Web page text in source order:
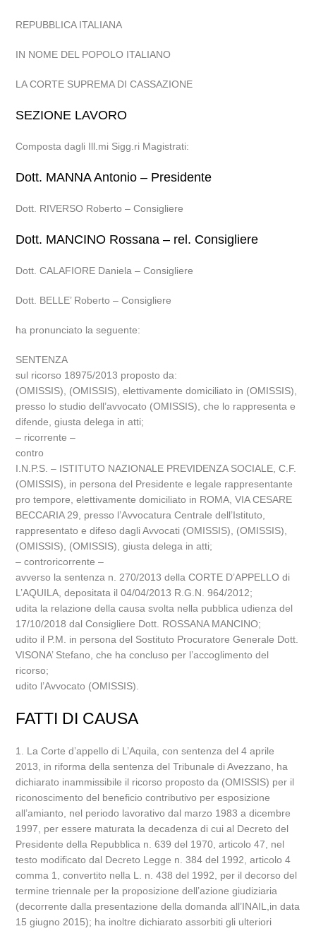
REPUBBLICA ITALIANA
IN NOME DEL POPOLO ITALIANO
LA CORTE SUPREMA DI CASSAZIONE
SEZIONE LAVORO
Composta dagli Ill.mi Sigg.ri Magistrati:
Dott. MANNA Antonio – Presidente
Dott. RIVERSO Roberto – Consigliere
Dott. MANCINO Rossana – rel. Consigliere
Dott. CALAFIORE Daniela – Consigliere
Dott. BELLE’ Roberto – Consigliere
ha pronunciato la seguente:
SENTENZA
sul ricorso 18975/2013 proposto da:
(OMISSIS), (OMISSIS), elettivamente domiciliato in (OMISSIS),
presso lo studio dell’avvocato (OMISSIS), che lo rappresenta e
difende, giusta delega in atti;
– ricorrente –
contro
I.N.P.S. – ISTITUTO NAZIONALE PREVIDENZA SOCIALE, C.F.
(OMISSIS), in persona del Presidente e legale rappresentante
pro tempore, elettivamente domiciliato in ROMA, VIA CESARE
BECCARIA 29, presso l’Avvocatura Centrale dell’Istituto,
rappresentato e difeso dagli Avvocati (OMISSIS), (OMISSIS),
(OMISSIS), (OMISSIS), giusta delega in atti;
– controricorrente –
avverso la sentenza n. 270/2013 della CORTE D’APPELLO di
L’AQUILA, depositata il 04/04/2013 R.G.N. 964/2012;
udita la relazione della causa svolta nella pubblica udienza del
17/10/2018 dal Consigliere Dott. ROSSANA MANCINO;
udito il P.M. in persona del Sostituto Procuratore Generale Dott.
VISONA’ Stefano, che ha concluso per l’accoglimento del
ricorso;
udito l’Avvocato (OMISSIS).
FATTI DI CAUSA
1. La Corte d’appello di L’Aquila, con sentenza del 4 aprile
2013, in riforma della sentenza del Tribunale di Avezzano, ha
dichiarato inammissibile il ricorso proposto da (OMISSIS) per il
riconoscimento del beneficio contributivo per esposizione
all’amianto, nel periodo lavorativo dal marzo 1983 a dicembre
1997, per essere maturata la decadenza di cui al Decreto del
Presidente della Repubblica n. 639 del 1970, articolo 47, nel
testo modificato dal Decreto Legge n. 384 del 1992, articolo 4
comma 1, convertito nella L. n. 438 del 1992, per il decorso del
termine triennale per la proposizione dell’azione giudiziaria
(decorrente dalla presentazione della domanda all’INAIL,in data
15 giugno 2015); ha inoltre dichiarato assorbiti gli ulteriori